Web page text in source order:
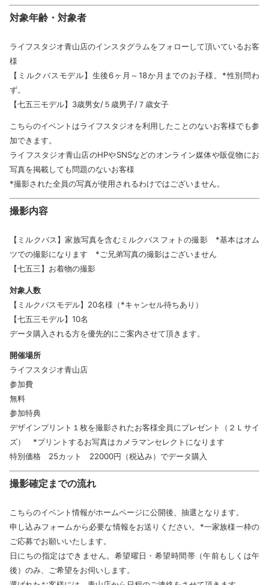
対象年齢・対象者
ライフスタジオ青山店のインスタグラムをフォローして頂いているお客
様
【ミルクバスモデル】生後6ヶ月～18か月までのお子様。*性別問わ
ず。
【七五三モデル】3歳男女/５歳男子/７歳女子
こちらのイベントはライフスタジオを利用したことのないお客様でも参
加できます。
ライフスタジオ青山店のHPやSNSなどのオンライン媒体や販促物にお
写真を掲載しても問題のないお客様
*撮影された全員の写真が使用されるわけではございません。
撮影内容
【ミルクバス】家族写真を含むミルクバスフォトの撮影 *基本はオム
ツでの撮影になります *ご兄弟写真の撮影はございません
【七五三】お着物の撮影
対象人数
【ミルクバスモデル】20名様（*キャンセル待ちあり）
【七五三モデル】10名
データ購入される方を優先的にご案内させて頂きます。
開催場所
ライフスタジオ青山店
参加費
無料
参加特典
デザインプリント１枚を撮影されたお客様全員にプレゼント（２Ｌサイ
ズ） *プリントするお写真はカメラマンセレクトになります
特別価格 25カット 22000円（税込み）でデータ購入
撮影確定までの流れ
こちらのイベント情報がホームページに公開後、抽選となります。
申し込みフォームから必要な情報をお送りください。*一家族様一枠の
ご応募でお願いいたします。
日にちの指定はできません。希望曜日・希望時間帯（午前もしくは午
後）のみ、ご希望をお伺いします。